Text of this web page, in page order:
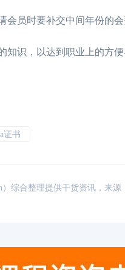
会员时要补交中间年份的
知识，以达到职业上的方
证书
）综合整理提供干货资讯，来